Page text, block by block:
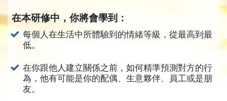
直往下看，他們試著讓他對他們的計畫感到興
奮，但不管他們怎麼做，這個人就是無法感到興
奮，而他們並不知道原因為何。
直到現在，人們依然無法清楚瞭解人們的情緒為
何在一天內會起伏不定，甚至卡在某個情緒等級
好幾年。
在本研修中，你將會學到：
每個人在生活中所體驗到的情緒等級，從最高到最
低。
在你跟他人建立關係之前，如何精準預測對方的行
為，他有可能是你的配偶、生意夥伴、員工或是朋
友。